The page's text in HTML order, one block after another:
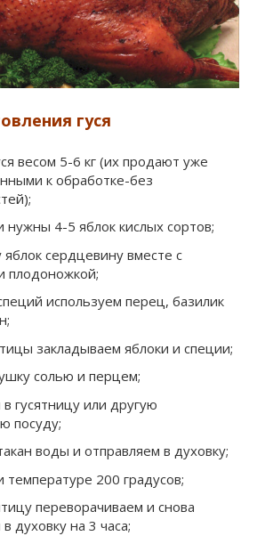
гуся
весом 5-6 кг (их продают уже
к обработке-без
нужны 4-5 яблок кислых сортов;
сердцевину вместе с
плодоножкой;
используем перец, базилик
закладываем яблоки и специи;
солью и перцем;
в гусятницу или другую
посуду;
воды и отправляем в духовку;
температуре 200 градусов;
переворачиваем и снова
духовку на 3 часа;